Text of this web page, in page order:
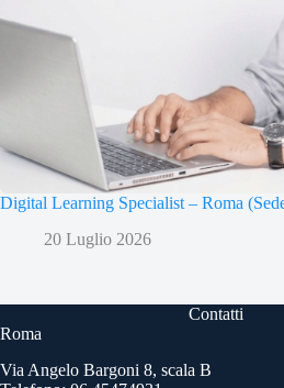
Digital Learning Specialist – Roma
20 Luglio 2026
Contatti
Roma
Via Angelo Bargoni 8, scala B